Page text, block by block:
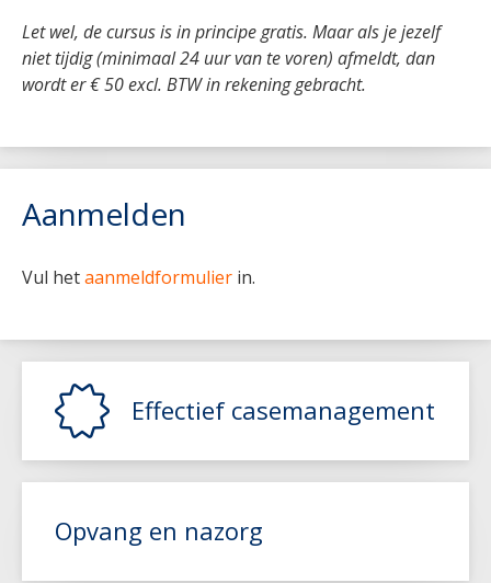
Let wel, de cursus is in principe gratis. Maar als je jezelf
niet tijdig (minimaal 24 uur van te voren) afmeldt, dan
wordt er € 50 excl. BTW in rekening gebracht.
Aanmelden
Vul hetaanmeldformulier in.
Effectief casemanagement
Opvang en nazorg